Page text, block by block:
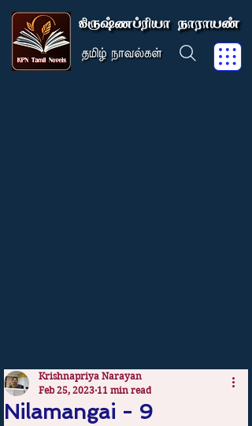
Nilamangai - 9
Krishnapriya Narayan
Feb 25, 2023 11 min read